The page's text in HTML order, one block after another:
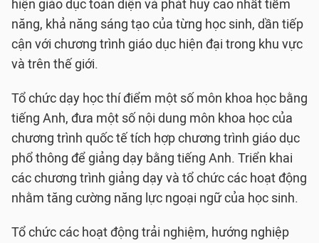
hiện giáo dục toàn diện và phát huy cao nhất tiềm
năng, khả năng sáng tạo của từng học sinh, dần tiếp
cận với chương trình giáo dục hiện đại trong khu vực
và trên thế giới.
Tổ chức dạy học thí điểm một số môn khoa học bằng
tiếng Anh, đưa một số nội dung môn khoa học của
chương trình quốc tế tích hợp chương trình giáo dục
phổ thông để giảng dạy bằng tiếng Anh. Triển khai
các chương trình giảng dạy và tổ chức các hoạt động
nhằm tăng cường năng lực ngoại ngữ của học sinh.
Tổ chức các hoạt động trải nghiệm, hướng nghiệp